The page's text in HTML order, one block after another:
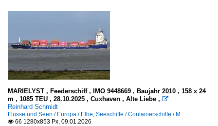
MARIELYST , Feederschiff , IMO 9448669 , Baujahr 2010 , 158 x 24
m , 1085 TEU , 28.10.2025 , Cuxhaven , Alte Liebe , 
Reinhard Schmidt
Flüsse und Seen / Europa / Elbe, Seeschiffe / Containerschiffe / M
 66 1280x853 Px, 09.01.2026